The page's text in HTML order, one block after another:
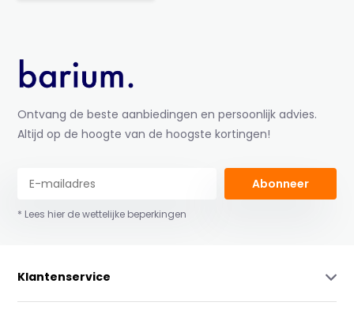
Ontvang de beste aanbiedingen en persoonlijk advies.
Altijd op de hoogte van de hoogste kortingen!
Abonneer
* Lees hier de wettelijke beperkingen
Klantenservice